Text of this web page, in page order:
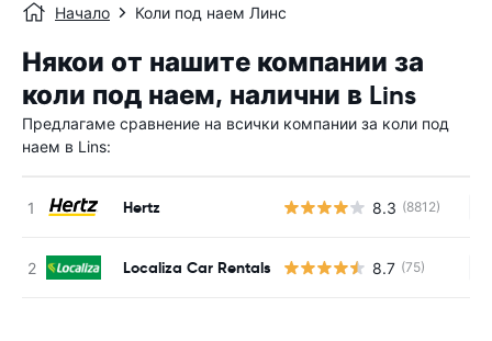
Начало Коли под наем Линс
Някои от нашите компании за
коли под наем, налични в Lins
Предлагаме сравнение на всички компании за коли под
наем в Lins:
Hertz 8.3 (8812)
Localiza Car Rentals 8.7 (75)